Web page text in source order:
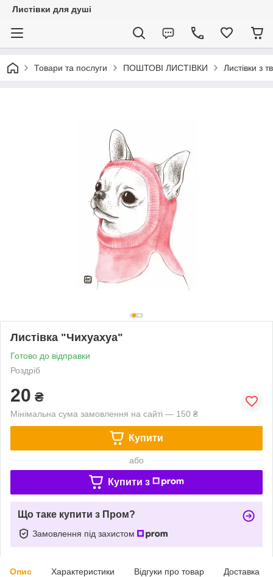
Листівки для душі
Товари та послуги ПОШТОВІ ЛИСТІВКИ Листівки з
Листівка "Чихуахуа"
Готово до відправки
Роздріб
20 ₴
Мінімальна сума замовлення на сайті — 150 ₴
Купити
або
Купити з
Що таке купити з Пром?
Замовлення під захистом
Опис Характеристики Відгуки про товар Доставка